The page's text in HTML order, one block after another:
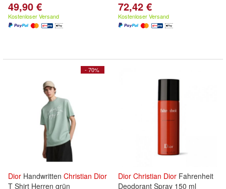
49,90 €
Kostenloser Versand
72,42 €
Kostenloser Versand
- 70%
Dior Handwritten Christian Dior
T Shirt Herren grün
Dior Christian Dior Fahrenheit
Deodorant Spray 150 ml